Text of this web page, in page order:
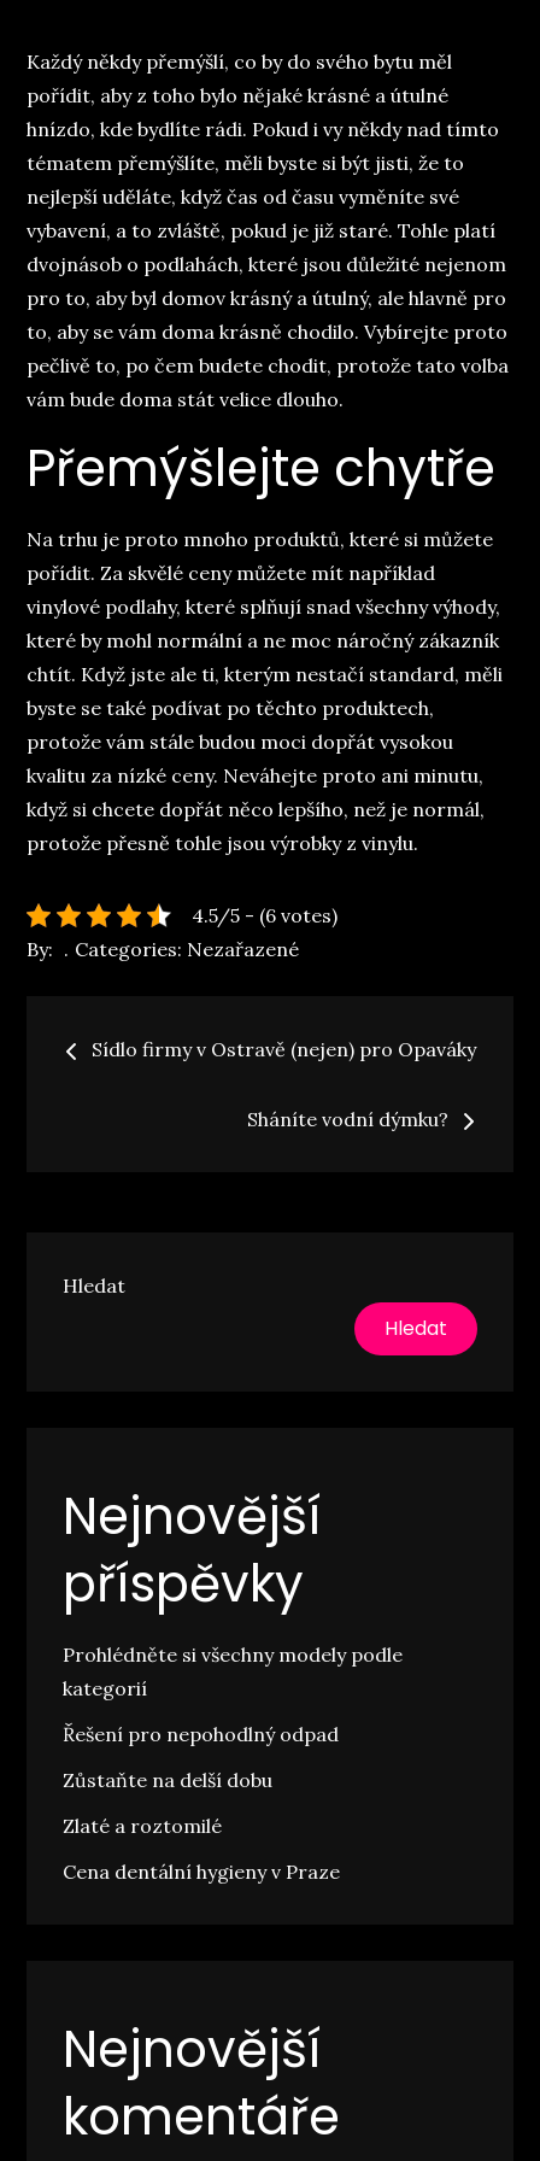
Každý někdy přemýšlí, co by do svého bytu měl
pořídit, aby z toho bylo nějaké krásné a útulné
hnízdo, kde bydlíte rádi. Pokud i vy někdy nad tímto
tématem přemýšlíte, měli byste si být jisti, že to
nejlepší uděláte, když čas od času vyměníte své
vybavení, a to zvláště, pokud je již staré. Tohle platí
dvojnásob o podlahách, které jsou důležité nejenom
pro to, aby byl domov krásný a útulný, ale hlavně pro
to, aby se vám doma krásně chodilo. Vybírejte proto
pečlivě to, po čem budete chodit, protože tato volba
vám bude doma stát velice dlouho.
Přemýšlejte chytře
Na trhu je proto mnoho produktů, které si můžete
pořídit. Za skvělé ceny můžete mít například
vinylové podlahy, které splňují snad všechny výhody,
které by mohl normální a ne moc náročný zákazník
chtít. Když jste ale ti, kterým nestačí standard, měli
byste se také podívat po těchto produktech,
protože vám stále budou moci dopřát vysokou
kvalitu za nízké ceny. Neváhejte proto ani minutu,
když si chcete dopřát něco lepšího, než je normál,
protože přesně tohle jsou výrobky z vinylu.
4.5/5 - (6 votes)
By:
Categories: Nezařazené
Navigace
Sídlo firmy v Ostravě (nejen) pro Opaváky
Sháníte vodní dýmku?
Hledat
Hledat
Nejnovější
příspěvky
Prohlédněte si všechny modely podle
kategorií
Řešení pro nepohodlný odpad
Zůstaňte na delší dobu
Zlaté a roztomilé
Cena dentální hygieny v Praze
Nejnovější
komentáře